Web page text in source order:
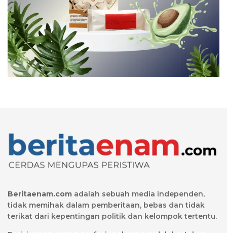
Beritaenam.com adalah sebuah media independen,
tidak memihak dalam pemberitaan, bebas dan tidak
terikat dari kepentingan politik dan kelompok tertentu.